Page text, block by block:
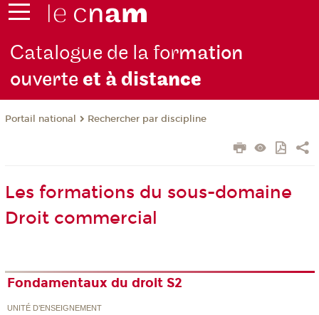
Catalogue de la formation
ouverteet à distance
Portail national Rechercher par discipline
Les formations du sous-domaine
Droit commercial
Fondamentaux du droit S2
UNITÉ D’ENSEIGNEMENT